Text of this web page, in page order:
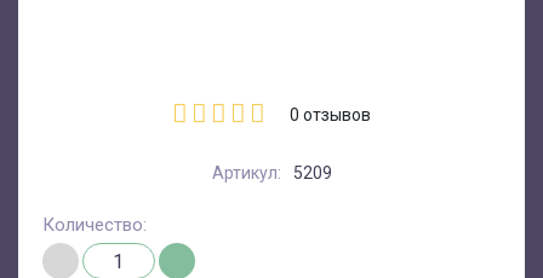
0 отзывов
Артикул: 5209
Количество: